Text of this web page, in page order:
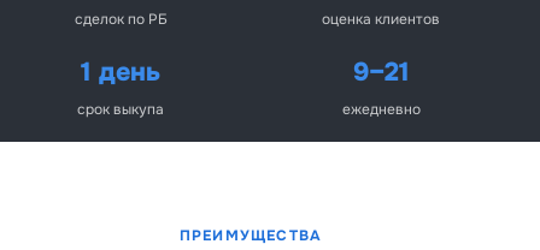
сделок по РБ оценка клиентов
1 день
срок выкупа
9–21
ежедневно
ПРЕИМУЩЕСТВА